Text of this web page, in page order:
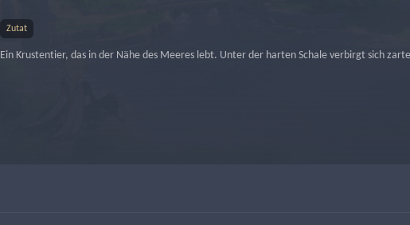
Zutat
Ein Krustentier, das in der Nähe des Meeres lebt. Unter der harten Schale verbirgt sich